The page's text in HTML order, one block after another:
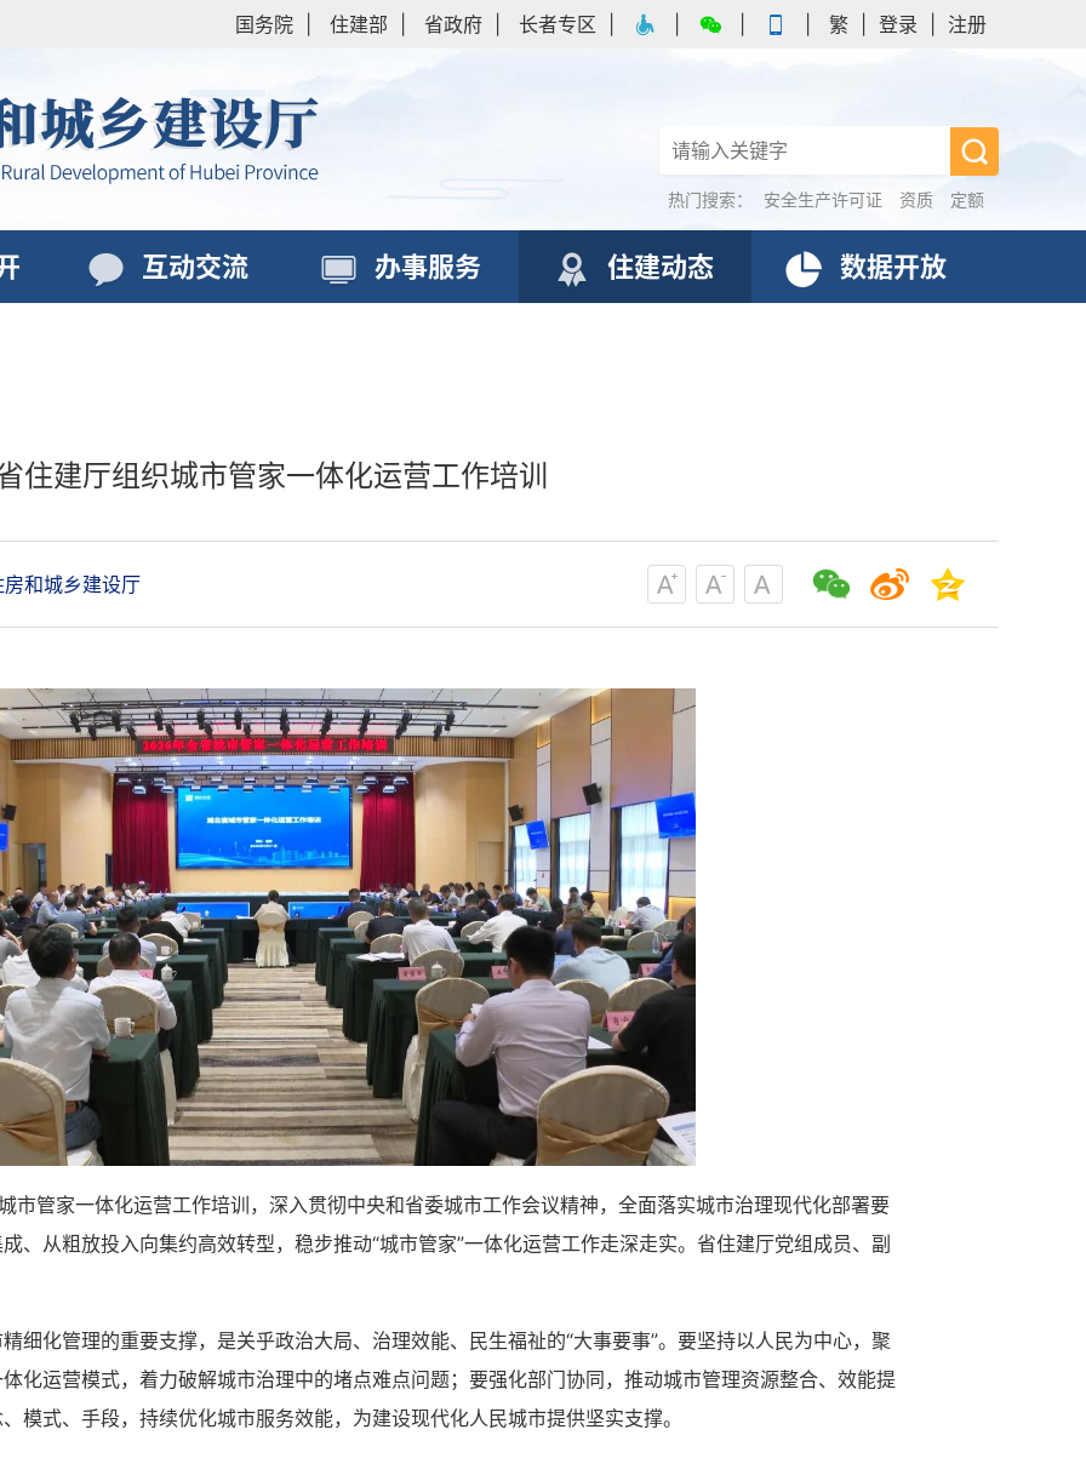
国务院 住建部 省政府 长者专区 繁 登录 注册
热门搜索： 安全生产许可证 资质 定额
互动交流 办事服务 住建动态 数据开放
住建厅组织城市管家一体化运营工作培训
和城乡建设厅
市管家一体化运营工作培训，深入贯彻中央和省委城市工作会议精神，全面落实城市治理现代化部署要
、从粗放投入向集约高效转型，稳步推动“城市管家”一体化运营工作走深走实。省住建厅党组成员、副
细化管理的重要支撑，是关乎政治大局、治理效能、民生福祉的“大事要事”。要坚持以人民为中心，聚
化运营模式，着力破解城市治理中的堵点难点问题；要强化部门协同，推动城市管理资源整合、效能提
模式、手段，持续优化城市服务效能，为建设现代化人民城市提供坚实支撑。